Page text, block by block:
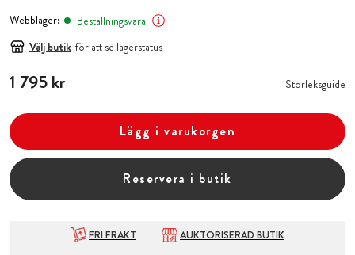
Webblager:
Beställningsvara
Välj butik för att se lagerstatus
Pris:1 795 kr
1 795 kr Storleksguide
Lägg i varukorgen
Reservera i butik
FRI FRAKT
AUKTORISERAD BUTIK